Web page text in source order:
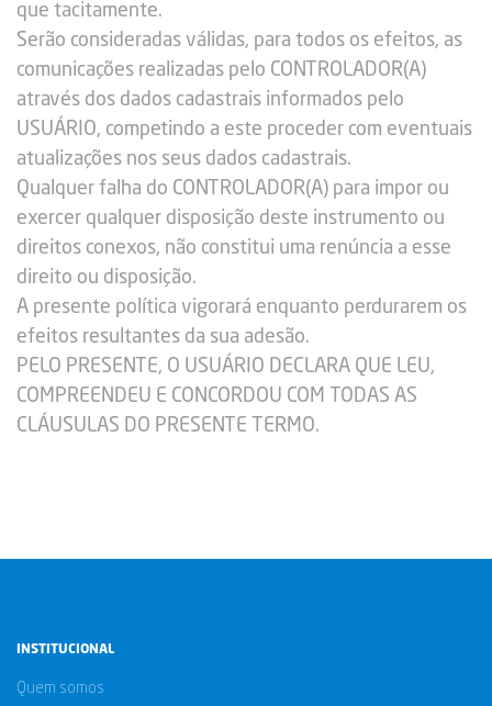
que tacitamente.
Serão consideradas válidas, para todos os efeitos, as
comunicações realizadas pelo CONTROLADOR(A)
através dos dados cadastrais informados pelo
USUÁRIO, competindo a este proceder com eventuais
atualizações nos seus dados cadastrais.
Qualquer falha do CONTROLADOR(A) para impor ou
exercer qualquer disposição deste instrumento ou
direitos conexos, não constitui uma renúncia a esse
direito ou disposição.
A presente política vigorará enquanto perdurarem os
efeitos resultantes da sua adesão.
PELO PRESENTE, O USUÁRIO DECLARA QUE LEU,
COMPREENDEU E CONCORDOU COM TODAS AS
CLÁUSULAS DO PRESENTE TERMO.
INSTITUCIONAL
Quem somos